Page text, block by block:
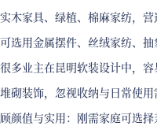
实木家具、绿植、棉麻家纺，
可选用金属摆件、丝绒家纺、抽
很多业主在昆明软装设计中，
堆砌装饰，忽视收纳与日常使
顾颜值与实用：刚需家庭可选